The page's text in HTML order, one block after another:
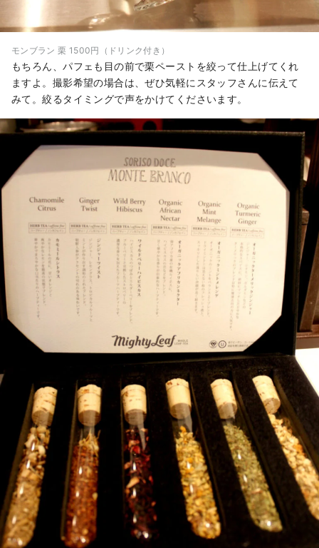
モンブラン 栗 1500円（ドリンク付き）
もちろん、パフェも目の前で栗ペーストを絞って仕上げてくれ
ますよ。撮影希望の場合は、ぜひ気軽にスタッフさんに伝えて
みて。絞るタイミングで声をかけてくださいます。